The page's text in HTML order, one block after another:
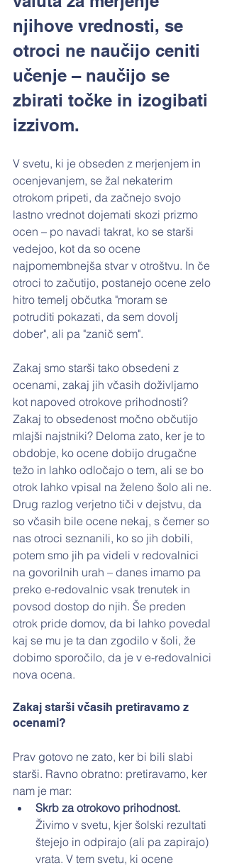
njihove vrednosti, se
otroci ne naučijo ceniti
učenje – naučijo se
zbirati točke in izogibati
izzivom.
V svetu, ki je obseden z merjenjem in
ocenjevanjem, se žal nekaterim
otrokom pripeti, da začnejo svojo
lastno vrednot dojemati skozi prizmo
ocen – po navadi takrat, ko se starši
vedejoo, kot da so ocene
najpomembnejša stvar v otroštvu. In če
otroci to začutijo, postanejo ocene zelo
hitro temelj občutka "moram se
potruditi pokazati, da sem dovolj
dober", ali pa "zanič sem".
Zakaj smo starši tako obsedeni z
ocenami, zakaj jih včasih doživljamo
kot napoved otrokove prihodnosti?
Zakaj to obsedenost močno občutijo
mlajši najstniki? Deloma zato, ker je to
obdobje, ko ocene dobijo drugačne
težo in lahko odločajo o tem, ali se bo
otrok lahko vpisal na želeno šolo ali ne.
Drug razlog verjetno tiči v dejstvu, da
so včasih bile ocene nekaj, s čemer so
nas otroci seznanili, ko so jih dobili,
potem smo jih pa videli v redovalnici
na govorilnih urah – danes imamo pa
preko e-redovalnic vsak trenutek in
povsod dostop do njih. Še preden
otrok pride domov, da bi lahko povedal
kaj se mu je ta dan zgodilo v šoli, že
dobimo sporočilo, da je v e-redovalnici
nova ocena.
Zakaj starši včasih pretiravamo z
ocenami?
Prav gotovo ne zato, ker bi bili slabi
starši. Ravno obratno: pretiravamo, ker
nam je mar:
Skrb za otrokovo prihodnost.
Živimo v svetu, kjer šolski rezultati
štejejo in odpirajo (ali pa zapirajo)
vrata. V tem svetu, ki ocene